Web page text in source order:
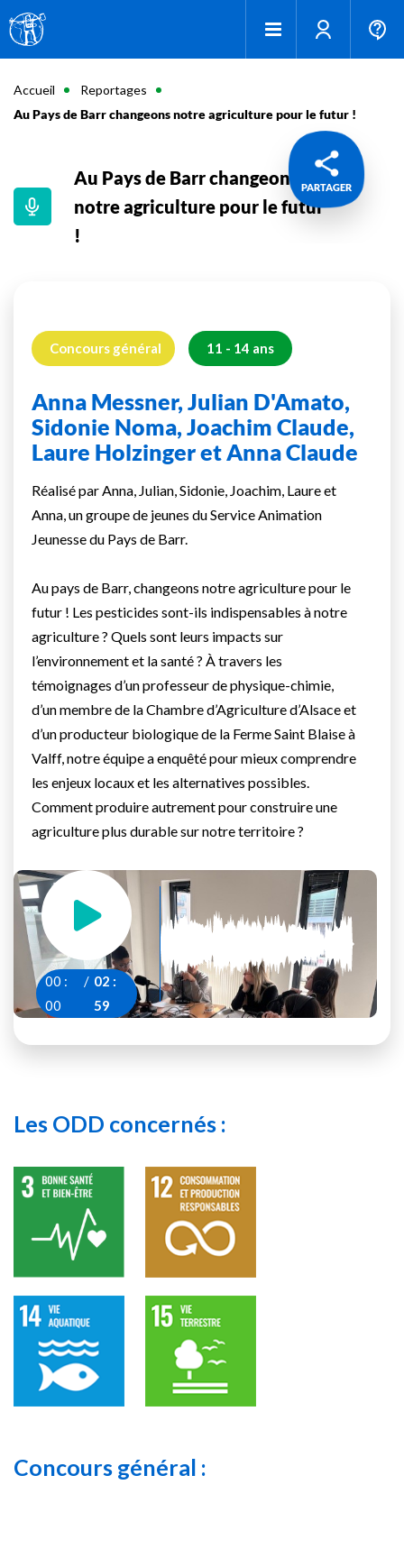
Accueil
Reportages
Au Pays de Barr changeons notre agriculture pour le futur !
PARTAGER
Au Pays de Barr changeons
notre agriculture pour le futur
!
Concours général 11 - 14 ans
Anna Messner, Julian D'Amato,
Sidonie Noma, Joachim Claude,
Laure Holzinger et Anna Claude
Réalisé par Anna, Julian, Sidonie, Joachim, Laure et
Anna, un groupe de jeunes du Service Animation
Jeunesse du Pays de Barr.
Au pays de Barr, changeons notre agriculture pour le
futur ! Les pesticides sont-ils indispensables à notre
agriculture ? Quels sont leurs impacts sur
l’environnement et la santé ? À travers les
témoignages d’un professeur de physique-chimie,
d’un membre de la Chambre d’Agriculture d’Alsace et
d’un producteur biologique de la Ferme Saint Blaise à
Valff, notre équipe a enquêté pour mieux comprendre
les enjeux locaux et les alternatives possibles.
Comment produire autrement pour construire une
agriculture plus durable sur notre territoire ?
00 :
00
/ 02 :
59
Les ODD concernés :
Concours général :